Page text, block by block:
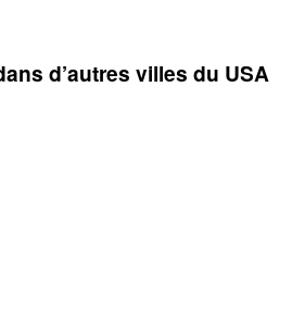
d’autres villes du USA